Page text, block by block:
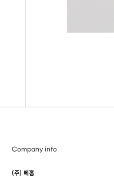
Company info
(주) 베홈